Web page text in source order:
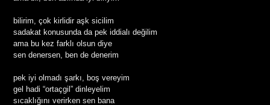
bilirim, çok kirlidir aşk sicilim
sadakat konusunda da pek iddialı değilim
ama bu kez farklı olsun diye
sen denersen, ben de denerim
pek iyi olmadı şarkı, boş vereyim
gel hadi “ortaçgil” dinleyelim
sıcaklığını verirken sen bana